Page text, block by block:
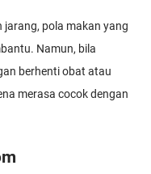
pola makan yang
Namun, bila
berhenti obat atau
merasa cocok dengan